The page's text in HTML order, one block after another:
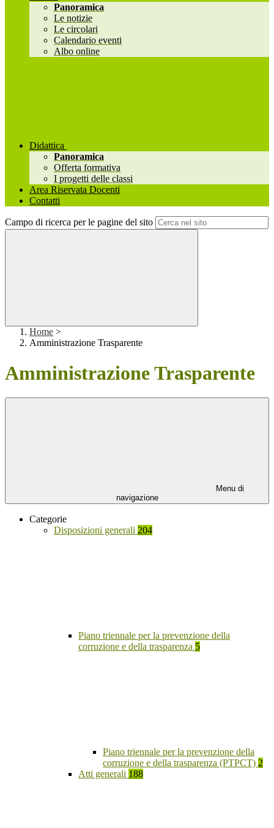
Panoramica
Le notizie
Le circolari
Calendario eventi
Albo online
Didattica
Panoramica
Offerta formativa
I progetti delle classi
Area Riservata Docenti
Contatti
Campo di ricerca per le pagine del sito
Home >
Amministrazione Trasparente
Amministrazione Trasparente
Menu di
navigazione
Categorie
Disposizioni generali 204
Piano triennale per la prevenzione della
corruzione e della trasparenza 5
Piano triennale per la prevenzione della
corruzione e della trasparenza (PTPCT) 2
Atti generali 188